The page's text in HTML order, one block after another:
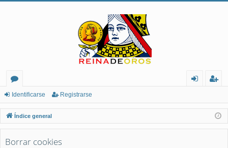
or
os
nt
ifi
ist
ra
Identificarse Registrarse
Índice general
Borrar cookies